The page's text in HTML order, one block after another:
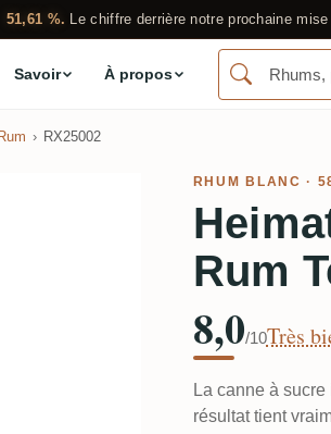
51,61 %. Le chiffre derrière notre prochaine
Savoir À propos
RX25002
RHUM BLANC ·
Rum
8,0/10Très
La canne à
résultat tient